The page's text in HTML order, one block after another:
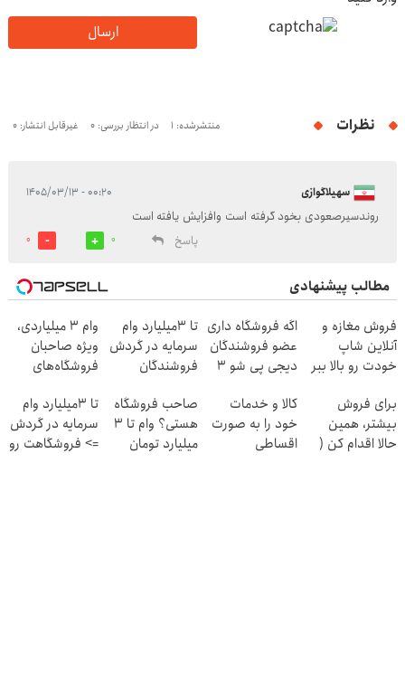
ارسال
نظرات منتشرشده: 1 در انتظار بررسی: 0 غیرقابل انتشار: 0
سهیلاگوازی ۰۰:۲۰ - ۱۴۰۵/۰۳/۱۳
روندسیرصعودی بخود گرفته است وافزایش یافته است
پاسخ
0
0
مطالب پیشنهادی
فروش مغازه و
آنلاین شاپ
خودت رو بالا ببر
اگه فروشگاه داری
عضو فروشندگان
دیجی پی شو 3
تا 3میلیارد وام
سرمایه در گردش
فروشندگان
وام ۳ میلیاردی،
ویژه صاحبان
فروشگاه‌های
برای فروش
بیشتر، همین
حالا اقدام کن (
کالا و خدمات
خود را به صورت
اقساطی
صاحب فروشگاه
هستی؟ وام تا ۳
میلیارد تومان
تا 3میلیارد وام
سرمایه در گردش
=> فروشگاهت رو